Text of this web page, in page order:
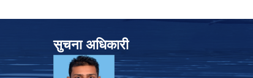
सुचना अधिकारी